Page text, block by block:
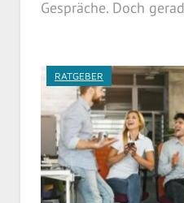
Gespräche. Doch
RATGEBER